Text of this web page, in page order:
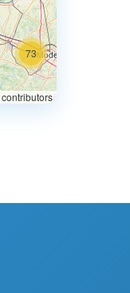
73
contributors